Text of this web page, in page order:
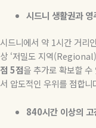
시드니 생활권과 영
시드니에서 약 1시간 거리
상 ‘저밀도 지역(Regional)
점 5점을 추가로 확보할 수
서 압도적인 우위를 점합니
840시간 이상의 고